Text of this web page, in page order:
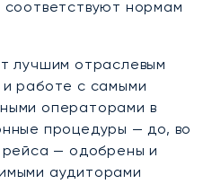
нормам
лучшим отраслевым
работе с самыми
операторами в
процедуры — до, во
— одобрены и
аудиторами